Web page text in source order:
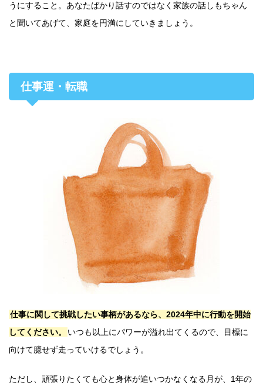
うにすること。あなたばかり話すのではなく家族の話しもちゃん
と聞いてあげて、家庭を円満にしていきましょう。
仕事運・転職
仕事に関して挑戦したい事柄があるなら、2024年中に行動を開始
してください。
いつも以上にパワーが溢れ出てくるので、目標に
向けて臆せず走っていけるでしょう。
ただし、頑張りたくても心と身体が追いつかなくなる月が、1年の